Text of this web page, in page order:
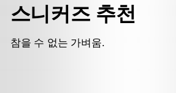
스니커즈 추천
참을 수 없는 가벼움.